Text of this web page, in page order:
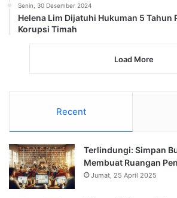
Senin, 30 Desember 2024
Helena Lim Dijatuhi Hukuman 5 Tahun
Korupsi Timah
Load More
Recent
Terlindungi: Simpan
Membuat Ruangan
Jumat, 25 April 2025